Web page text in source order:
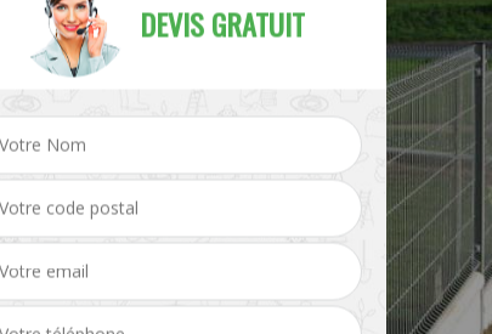
Pose et changement de Pose de grillage 37
DEVIS GRATUIT